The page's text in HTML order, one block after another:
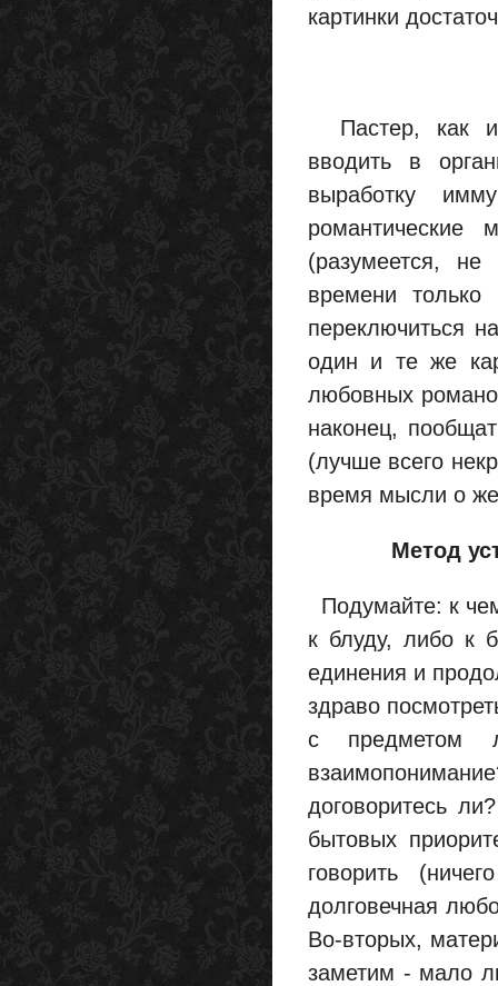
картинки
Пастер, как
вводить в
выработку
(разумеется,
времени
переключиться
один и те же
любовных
наконец,
(лучше всего
время мысли о
Метод
Подумайте: к
к блуду, либо к
единения и
здраво
с предметом
договоритесь
бытовых
говорить
долговечная
Во-вторых,
заметим - мало